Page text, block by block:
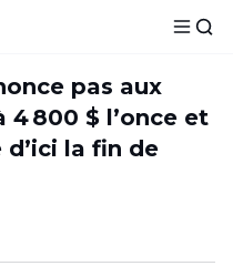
pas aux
4 800 $ l’once et
d’ici la fin de